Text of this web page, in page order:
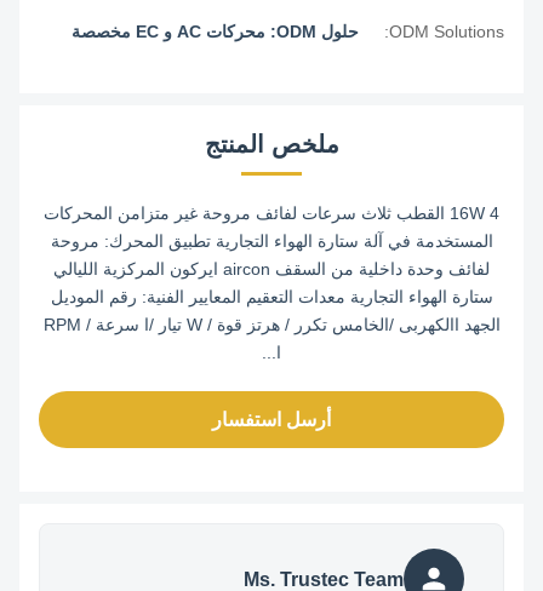
ODM Solutions: حلول ODM: محركات AC و EC مخصصة
ملخص المنتج
16W 4 القطب ثلاث سرعات لفائف مروحة غير متزامن المحركات
المستخدمة في آلة ستارة الهواء التجارية تطبيق المحرك: مروحة
لفائف وحدة داخلية من السقف aircon ايركون المركزية الليالي
ستارة الهواء التجارية معدات التعقيم المعايير الفنية: رقم الموديل
الجهد االكهربى /الخامس تكرر / هرتز قوة / W تيار /ا سرعة / RPM
أرسل استفسار
Ms. Trustec Team